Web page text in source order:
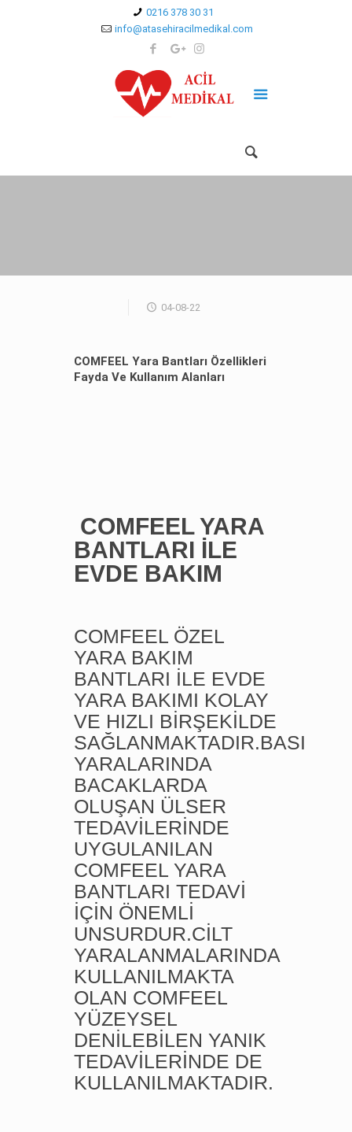
0216 378 30 31
info@atasehiracilmedikal.com
04-08-22
COMFEEL Yara Bantları Özellikleri
Fayda Ve Kullanım Alanları
COMFEEL YARA
BANTLARI İLE
EVDE BAKIM
COMFEEL ÖZEL
YARA BAKIM
BANTLARI İLE EVDE
YARA BAKIMI KOLAY
VE HIZLI BİRŞEKİLDE
SAĞLANMAKTADIR.BASI
YARALARINDA
BACAKLARDA
OLUŞAN ÜLSER
TEDAVİLERİNDE
UYGULANILAN
COMFEEL YARA
BANTLARI TEDAVİ
İÇİN ÖNEMLİ
UNSURDUR.CİLT
YARALANMALARINDA
KULLANILMAKTA
OLAN COMFEEL
YÜZEYSEL
DENİLEBİLEN YANIK
TEDAVİLERİNDE DE
KULLANILMAKTADIR.